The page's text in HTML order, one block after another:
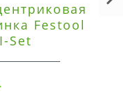
Festool
Set